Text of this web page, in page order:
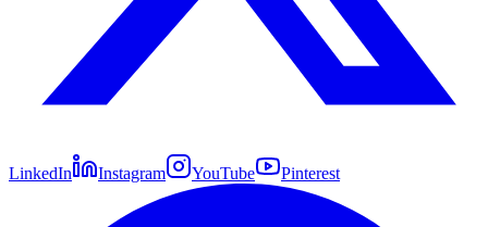
LinkedIn Instagram YouTube Pinterest